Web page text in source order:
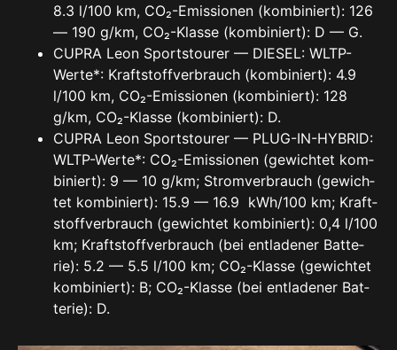
8.3 l/100 km, CO₂-Emis­sio­nen (kom­bi­niert): 126
— 190 g/km, CO₂-Klas­se (kom­bi­niert): D — G.
CUP­RA Leon Sports­tou­rer — DIE­SEL: WLTP-
Wer­te*: Kraft­stoff­ver­brauch (kom­bi­niert): 4.9
l/100 km, CO₂-Emis­sio­nen (kom­bi­niert): 128
g/km, CO₂-Klas­se (kom­bi­niert): D.
CUP­RA Leon Sports­tou­rer — PLUG-IN-HYBRID:
WLTP-Wer­te*: CO₂-Emis­sio­nen (gewich­tet kom­
bi­niert): 9 — 10 g/km; Strom­ver­brauch (gewich­
tet kom­bi­niert): 15.9 — 16.9 kWh/100 km; Kraft­
stoff­ver­brauch (gewich­tet kom­bi­niert): 0,4 l/100
km; Kraft­stoff­ver­brauch (bei ent­la­de­ner Bat­te­
rie): 5.2 — 5.5 l/100 km; CO₂-Klas­se (gewich­tet
kom­bi­niert): B; CO₂-Klas­se (bei ent­la­de­ner Bat­
te­rie): D.